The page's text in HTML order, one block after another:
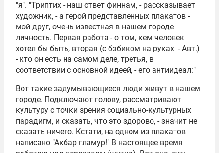
"я". "Триптих - наш ответ финнам, - рассказывает
художник, - а герой представленных плакатов -
мой друг, очень известная в нашем городе
личность. Первая работа - о том, кем человек
хотел бы быть, вторая (с бэбиком на руках. - Авт.)
- кто он есть на самом деле, третья, в
соответствии с основной идеей, - его антиидеал:"
Вот такие задумывающиеся люди живут в нашем
городе. Подключают голову, рассматривают
культуру с точки зрения социально-культурных
парадигм, и сказать, что это здорово, - значит не
сказать ничего. Кстати, на одном из плакатов
написано "Акбар гламур!" В настоящее время